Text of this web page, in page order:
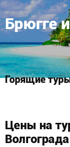
Брюгге
Горящие
Цены на
Волгограда